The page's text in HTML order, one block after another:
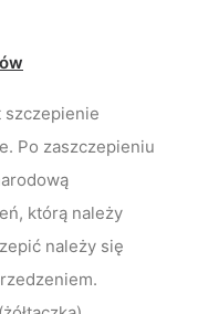
szczepienie
Po zaszczepieniu
którą należy
należy się